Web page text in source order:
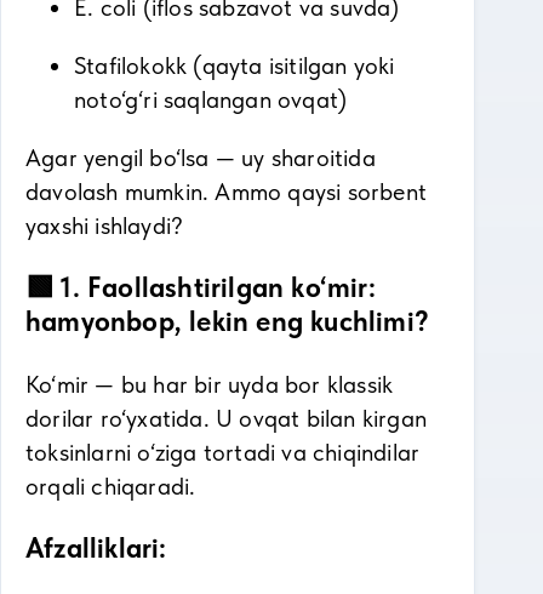
E. coli (iflos sabzavot va suvda)
Stafilokokk (qayta isitilgan yoki
noto‘g‘ri saqlangan ovqat)
Agar yengil bo‘lsa — uy sharoitida
davolash mumkin. Ammo qaysi sorbent
yaxshi ishlaydi?
🟩 1. Faollashtirilgan ko‘mir:
hamyonbop, lekin eng kuchlimi?
Ko‘mir — bu har bir uyda bor klassik
dorilar ro‘yxatida. U ovqat bilan kirgan
toksinlarni o‘ziga tortadi va chiqindilar
orqali chiqaradi.
Afzalliklari: